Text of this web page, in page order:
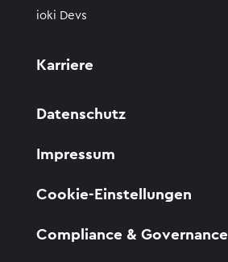
ioki Devs
Karriere
Datenschutz
Impressum
Cookie-Einstellungen
Compliance & Governance